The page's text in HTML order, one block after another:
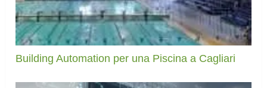
Building Automation per una Piscina a Cagliari